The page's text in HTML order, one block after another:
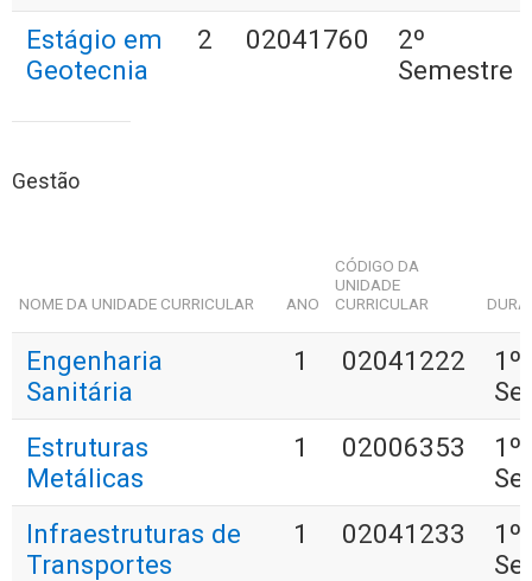
Estágio em
Geotecnia
2 02041760
2º
Semestre
Gestão
NOME DA UNIDADE CURRICULAR ANO
CÓDIGO DA
UNIDADE
CURRICULAR
Engenharia
Sanitária
1 02041222
1º
Estruturas
Metálicas
1 02006353
1º
Infraestruturas de
Transportes
1 02041233
1º